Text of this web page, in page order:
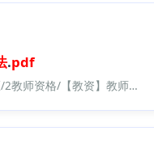
下册电子课本.pdf
.pdf
考公考证专区/考证专区/2教师资格/【教资】教师资格考试结构化面试合集/【45】大圣中小幼面试资料包/